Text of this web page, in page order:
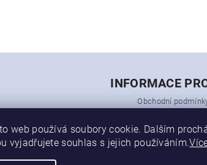
INFORMACE
Obchodní
Soubory cookies
Napište nám
web používá soubory cookie. Dalším
vyjadřujete souhlas s jejich používáním.